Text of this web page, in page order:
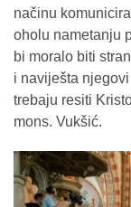
načinu
oholu nametanju
bi moralo biti
i naviješta
trebaju resiti
mons. Vukšić.